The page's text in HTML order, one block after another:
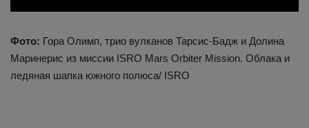
Фото: Гора Олимп, трио вулканов Тарсис-Бадж и Долина
Маринерис из миссии ISRO Mars Orbiter Mission. Облака и
ледяная шапка южного полюса/ ISRO